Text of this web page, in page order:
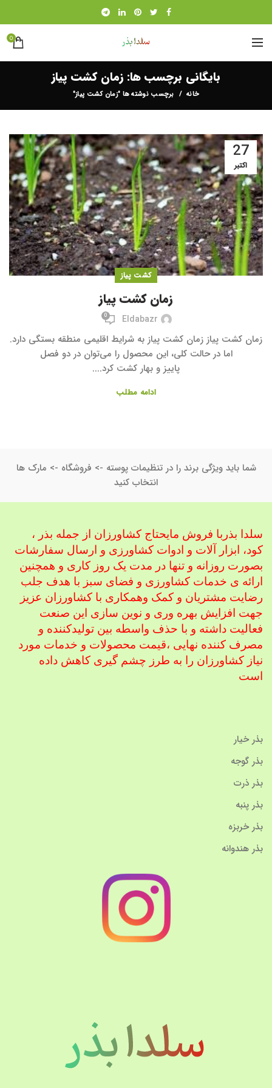
0
بایگانی برچسب ها: زمان کشت پیاز
خانه برچسب نوشته ها "زمان کشت پیاز"
27
اکتبر
کشت پیاز
زمان کشت پیاز
Eldabazr
0
زمان کشت پیاز زمان کشت پیاز به شرایط اقلیمی منطقه بستگی دارد.
اما در حالت کلی، این محصول را می‌توان در دو فصل
پاییز و بهار کشت کرد....
ادامه مطلب
شما باید ویژگی برند را در تنظیمات پوسته -> فروشگاه -> مارک ها
انتخاب کنید
سلدا بذربا فروش مایحتاج کشاورزان از جمله بذر ،
کود، ابزار آلات و ادوات کشاورزی و ارسال سفارشات
بصورت روزانه و تنها در مدت یک روز کاری و همچنین
ارائه ی خدمات کشاورزی و فضای سبز با هدف جلب
رضایت مشتریان و کمک وهمکاری با کشاورزان عزیز
جهت افزایش بهره وری و نوین سازی این صنعت
فعالیت داشته و با حذف واسطه بین تولیدکننده و
مصرف کننده نهایی ،قیمت محصولات و خدمات مورد
نیاز کشاورزان را به طرز چشم گیری کاهش داده
است
بذر خیار
بذر گوجه
بذر ذرت
بذر پنبه
بذر خربزه
بذر هندوانه